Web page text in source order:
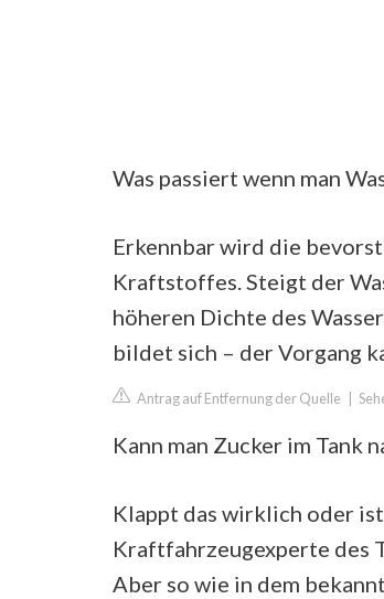
Was passiert wenn man
Erkennbar wird die
Kraftstoffes. Steigt der
höheren Dichte des
bildet sich – der Vorgang
Antrag auf Entfernung der Quelle
Kann man Zucker im Tank
Klappt das wirklich oder
Kraftfahrzeugexperte des
Aber so wie in dem